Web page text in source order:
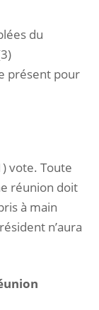
du
présent pour
vote. Toute
réunion doit
à main
n’aura